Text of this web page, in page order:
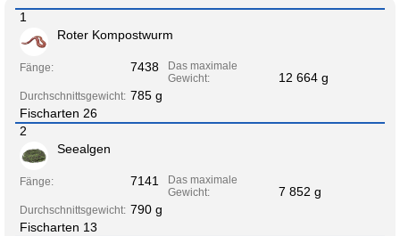
1
Roter Kompostwurm
Fänge: 7438
Das maximale
Gewicht:
12 664 g
Durchschnittsgewicht: 785 g
Fischarten 26
2
Seealgen
Fänge: 7141
Das maximale
Gewicht:
7 852 g
Durchschnittsgewicht: 790 g
Fischarten 13